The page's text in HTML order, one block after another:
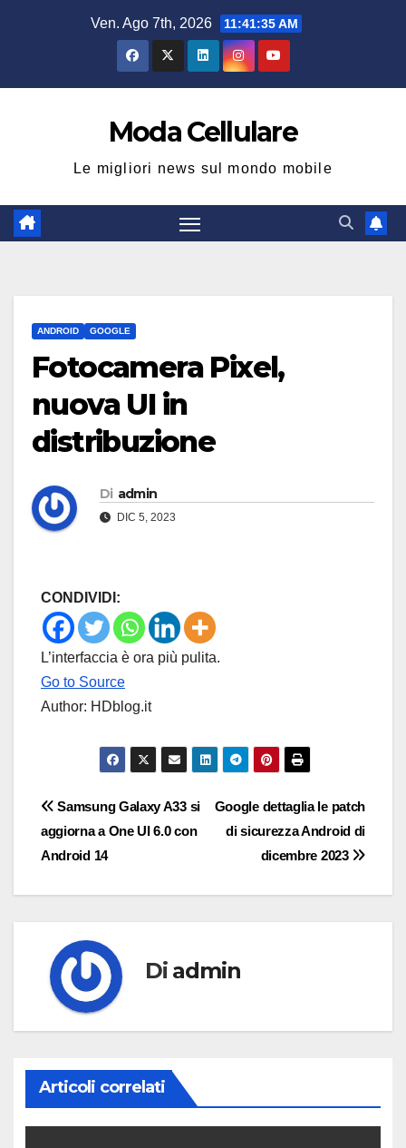
Ven. Ago 7th, 2026 11:41:36 AM
Moda Cellulare
Le migliori news sul mondo mobile
ANDROID GOOGLE
Fotocamera Pixel,
nuova UI in
distribuzione
Di admin
DIC 5, 2023
CONDIVIDI:
L’interfaccia è ora più pulita.
Go to Source
Author: HDblog.it
Navigazione
articoli
Google dettaglia le patch
di sicurezza Android di
dicembre 2023
Samsung Galaxy A33 si
aggiorna a One UI 6.0 con
Android 14
Di admin
Articoli correlati